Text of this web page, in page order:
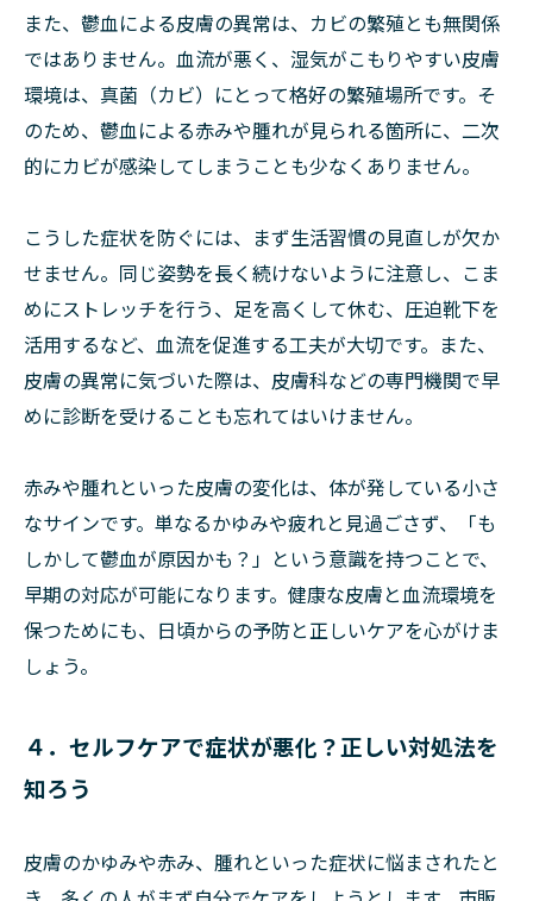
また、鬱血による皮膚の異常は、カビの繁殖とも無関係
ではありません。血流が悪く、湿気がこもりやすい皮膚
環境は、真菌（カビ）にとって格好の繁殖場所です。そ
のため、鬱血による赤みや腫れが見られる箇所に、二次
的にカビが感染してしまうことも少なくありません。
こうした症状を防ぐには、まず生活習慣の見直しが欠か
せません。同じ姿勢を長く続けないように注意し、こま
めにストレッチを行う、足を高くして休む、圧迫靴下を
活用するなど、血流を促進する工夫が大切です。また、
皮膚の異常に気づいた際は、皮膚科などの専門機関で早
めに診断を受けることも忘れてはいけません。
赤みや腫れといった皮膚の変化は、体が発している小さ
なサインです。単なるかゆみや疲れと見過ごさず、「も
しかして鬱血が原因かも？」という意識を持つことで、
早期の対応が可能になります。健康な皮膚と血流環境を
保つためにも、日頃からの予防と正しいケアを心がけま
しょう。
４．セルフケアで症状が悪化？正しい対処法を
知ろう
皮膚のかゆみや赤み、腫れといった症状に悩まされたと